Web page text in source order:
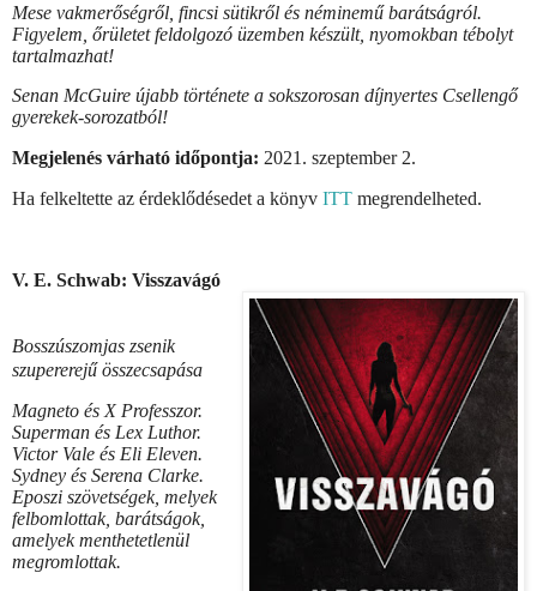
Mese vakmerőségről, fincsi sütikről és néminemű barátságról.
Figyelem, őrületet feldolgozó üzemben készült, nyomokban tébolyt
tartalmazhat!
Senan McGuire újabb története a sokszorosan díjnyertes Csellengő
gyerekek-sorozatból!
Megjelenés várható időpontja: 2021. szeptember 2.
Ha felkeltette az érdeklődésedet a könyv ITT megrendelheted.
V. E. Schwab: Visszavágó
Bosszúszomjas zsenik
szupererejű összecsapása
Magneto és X Professzor.
Superman és Lex Luthor.
Victor Vale és Eli Eleven.
Sydney és Serena Clarke.
Eposzi szövetségek, melyek
felbomlottak, barátságok,
amelyek menthetetlenül
megromlottak.